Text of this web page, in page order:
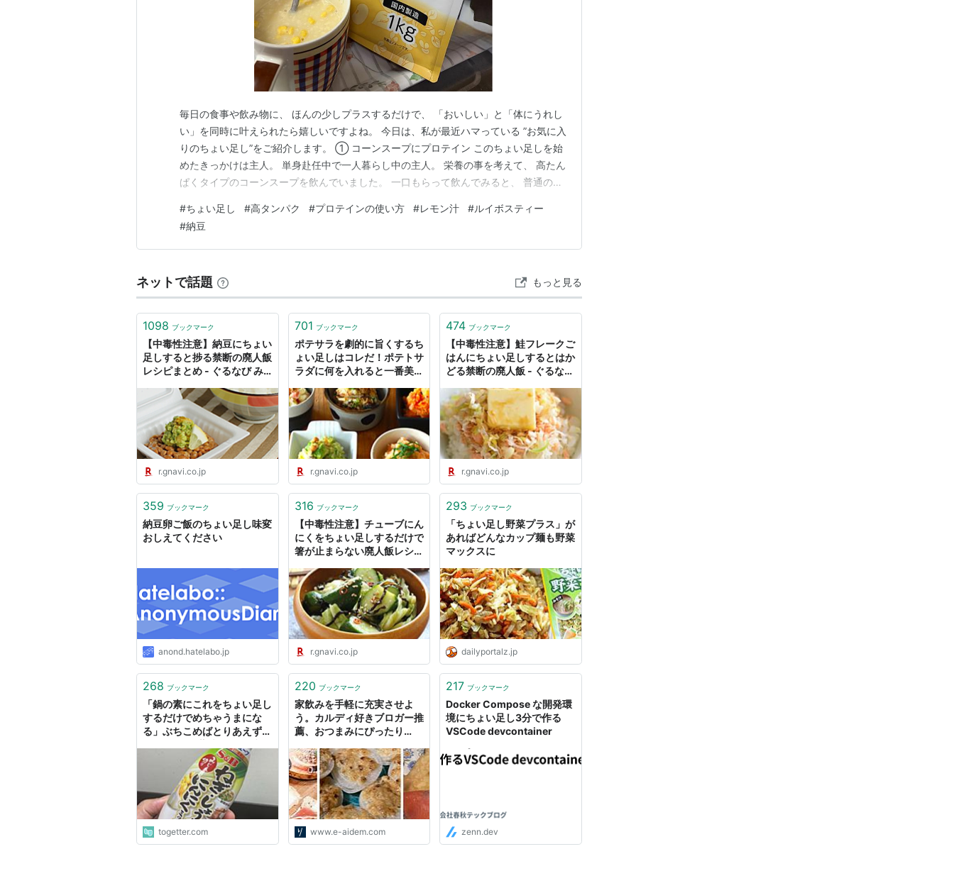
毎日の食事や飲み物に、 ほんの少しプラスするだけで、 「おいしい」と「体にうれし
い」を同時に叶えられたら嬉しいですよね。 今日は、私が最近ハマっている ”お気に入
りのちょい足し”をご紹介します。 ① コーンスープにプロテイン このちょい足しを始
めたきっかけは主人。 単身赴任中で一人暮らし中の主人。 栄養の事を考えて、 高たん
ぱくタイプのコーンスープを飲んでいました。 一口もらって飲んでみると、 普通のコ
ど、見つからず。 どうやら主人はネットで購入したようでした。 「いつものコーンス
ープに無味タイプのプロテインを入れて…
#ちょい足し #高タンパク #プロテインの使い方 #レモン汁 #ルイボスティー
#納豆
ネットで話題 もっと見る
1098 ブックマーク
【中毒性注意】納豆にちょい
足しすると捗る禁断の廃人飯
レシピまとめ - ぐるなび み
r.gnavi.co.jp
701 ブックマーク
ポテサラを劇的に旨くするち
ょい足しはコレだ！ポテトサ
ラダに何を入れると一番美味
んなのごはん
r.gnavi.co.jp
474 ブックマーク
【中毒性注意】鮭フレークご
はんにちょい足しするとはか
どる禁断の廃人飯 - ぐるなび
r.gnavi.co.jp
359 ブックマーク
納豆卵ご飯のちょい足し味変
おしえてください
anond.hatelabo.jp
316 ブックマーク
【中毒性注意】チューブにん
にくをちょい足しするだけで
箸が止まらない廃人飯レシピ
r.gnavi.co.jp
293 ブックマーク
「ちょい足し野菜プラス」が
あればどんなカップ麺も野菜
マックスに
dailyportalz.jp
268 ブックマーク
「鍋の素にこれをちょい足し
するだけでめちゃうまにな
る」ぶちこめばとりあえず
togetter.com
220 ブックマーク
家飲みを手軽に充実させよ
う。カルディ好きブロガー推
薦、おつまみにぴったり
っすん by イーアイデム
www.e-aidem.com
217 ブックマーク
Docker Compose な開発環
境にちょい足し3分で作る
VSCode devcontainer
zenn.dev